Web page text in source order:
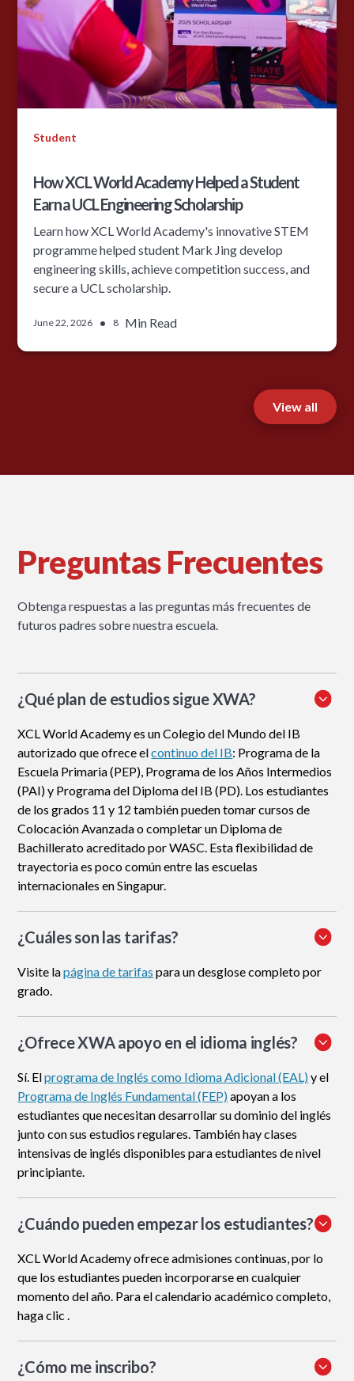
Student
How XCL World Academy Helped a Student
Earn a UCL Engineering Scholarship
Learn how XCL World Academy's innovative STEM
programme helped student Mark Jing develop
engineering skills, achieve competition success, and
secure a UCL scholarship.
June 22, 2026 • 8 Min Read
View all
Preguntas Frecuentes
Obtenga respuestas a las preguntas más frecuentes de
futuros padres sobre nuestra escuela.
¿Qué plan de estudios sigue XWA?
XCL World Academy es un Colegio del Mundo del IB
autorizado que ofrece elcontinuo del IB: Programa de la
Escuela Primaria (PEP), Programa de los Años Intermedios
(PAI) y Programa del Diploma del IB (PD). Los estudiantes
de los grados 11 y 12 también pueden tomar cursos de
Colocación Avanzada o completar un Diploma de
Bachillerato acreditado por WASC. Esta flexibilidad de
trayectoria es poco común entre las escuelas
internacionales en Singapur.
¿Cuáles son las tarifas?
Visite lapágina de tarifas para un desglose completo por
grado.
¿Ofrece XWA apoyo en el idioma inglés?
Sí. Elprograma de Inglés como Idioma Adicional (EAL)y el
Programa de Inglés Fundamental (FEP)apoyan a los
estudiantes que necesitan desarrollar su dominio del inglés
junto con sus estudios regulares. También hay clases
intensivas de inglés disponibles para estudiantes de nivel
principiante.
¿Cuándo pueden empezar los estudiantes?
XCL World Academy ofrece admisiones continuas, por lo
que los estudiantes pueden incorporarse en cualquier
momento del año. Para el calendario académico completo,
haga clic .
¿Cómo me inscribo?